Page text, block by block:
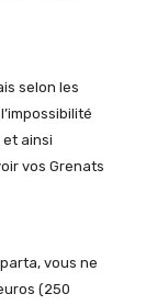
selon les
ainsi
vos Grenats
vous ne
(250